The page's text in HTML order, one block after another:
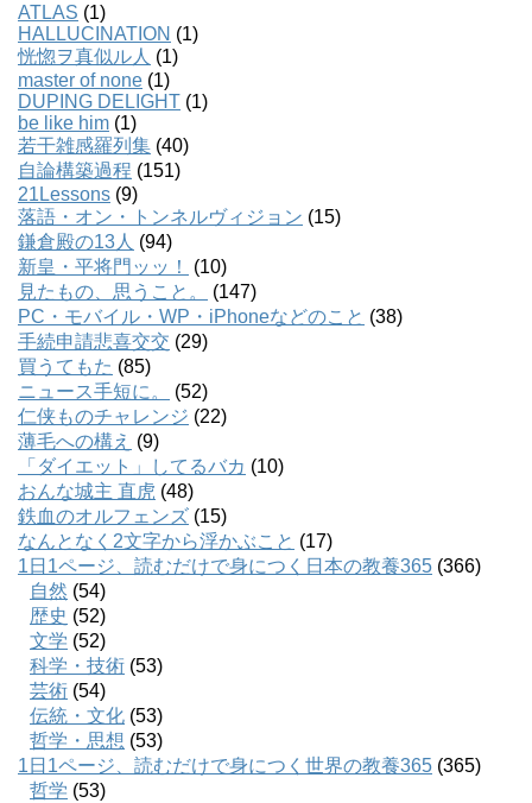
ATLAS (1)
HALLUCINATION (1)
恍惚ヲ真似ル人 (1)
master of none (1)
DUPING DELIGHT (1)
be like him (1)
若干雑感羅列集 (40)
自論構築過程 (151)
21Lessons (9)
落語・オン・トンネルヴィジョン (15)
鎌倉殿の13人 (94)
新皇・平将門ッッ！
(10)
見たもの、思うこと。
(147)
PC・モバイル・WP・iPhoneなどのこと (38)
手続申請悲喜交交 (29)
買うてもた (85)
ニュース手短に。
(52)
仁侠ものチャレンジ (22)
薄毛への構え (9)
「ダイエット」してるバカ (10)
おんな城主 直虎 (48)
鉄血のオルフェンズ (15)
なんとなく2文字から浮かぶこと (17)
1日1ページ、読むだけで身につく日本の教養365 (366)
自然 (54)
歴史 (52)
文学 (52)
科学・技術 (53)
芸術 (54)
伝統・文化 (53)
哲学・思想 (53)
1日1ページ、読むだけで身につく世界の教養365 (365)
哲学 (53)